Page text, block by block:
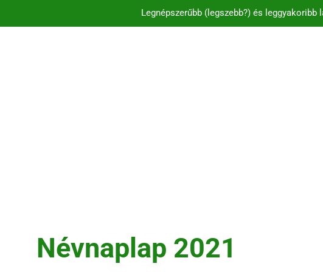
Legnépszerűbb (legszebb?) és leggyakoribb
Névnaplap 2021